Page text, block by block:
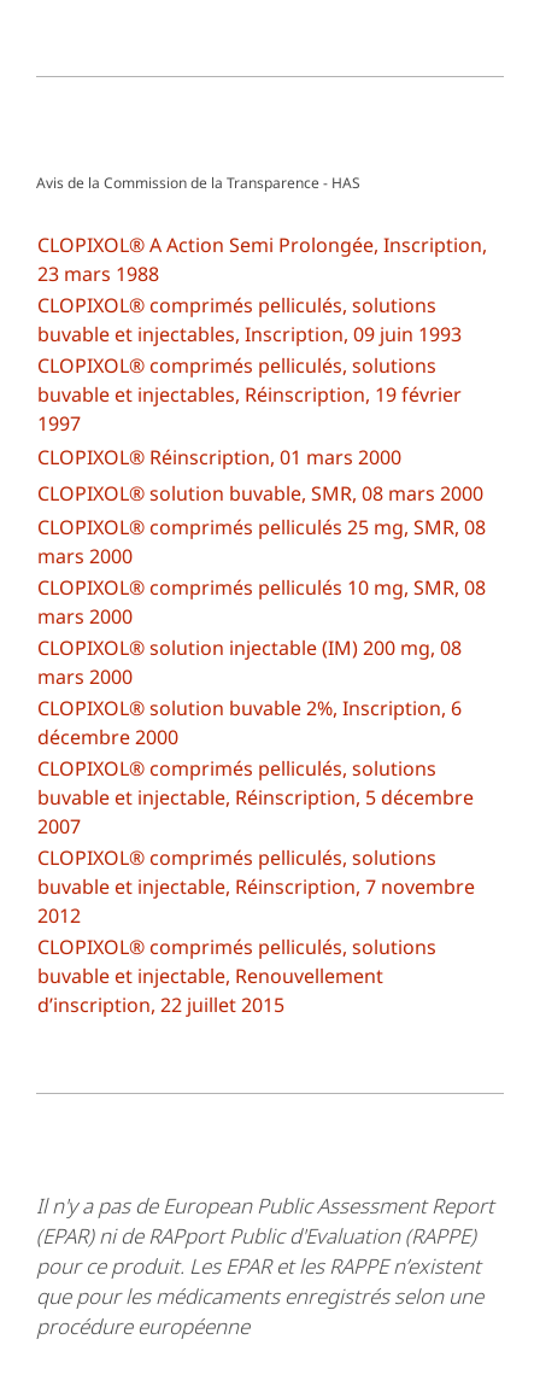
Avis de la Commission de la Transparence - HAS
CLOPIXOL® A Action Semi Prolongée, Inscription,
23 mars 1988
CLOPIXOL® comprimés pelliculés, solutions
buvable et injectables, Inscription, 09 juin 1993
CLOPIXOL® comprimés pelliculés, solutions
buvable et injectables, Réinscription, 19 février
1997
CLOPIXOL® Réinscription, 01 mars 2000
CLOPIXOL® solution buvable, SMR, 08 mars 2000
CLOPIXOL® comprimés pelliculés 25 mg, SMR, 08
mars 2000
CLOPIXOL® comprimés pelliculés 10 mg, SMR, 08
mars 2000
CLOPIXOL® solution injectable (IM) 200 mg, 08
mars 2000
CLOPIXOL® solution buvable 2%, Inscription, 6
décembre 2000
CLOPIXOL® comprimés pelliculés, solutions
buvable et injectable, Réinscription, 5 décembre
2007
CLOPIXOL® comprimés pelliculés, solutions
buvable et injectable, Réinscription, 7 novembre
2012
CLOPIXOL® comprimés pelliculés, solutions
buvable et injectable, Renouvellement
d’inscription, 22 juillet 2015
Il n'y a pas de European Public Assessment Report
(EPAR) ni de RAPport Public d'Evaluation (RAPPE)
pour ce produit. Les EPAR et les RAPPE n’existent
que pour les médicaments enregistrés selon une
procédure européenne